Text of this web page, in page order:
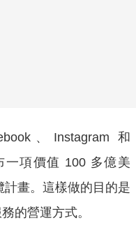
、Instagram 和
一項價值 100 多億美
畫。這樣做的目的是
的營運方式。